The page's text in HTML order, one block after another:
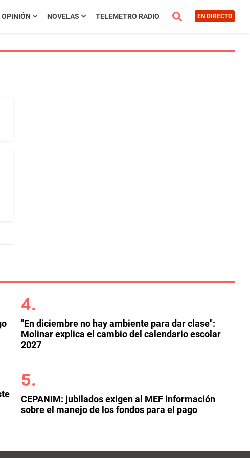
OPINIÓN NOVELAS TELEMETRO RADIO EN DIRECTO
"En diciembre no hay ambiente para dar clase":
Molinar explica el cambio del calendario escolar
2027
CEPANIM: jubilados exigen al MEF información
sobre el manejo de los fondos para el pago